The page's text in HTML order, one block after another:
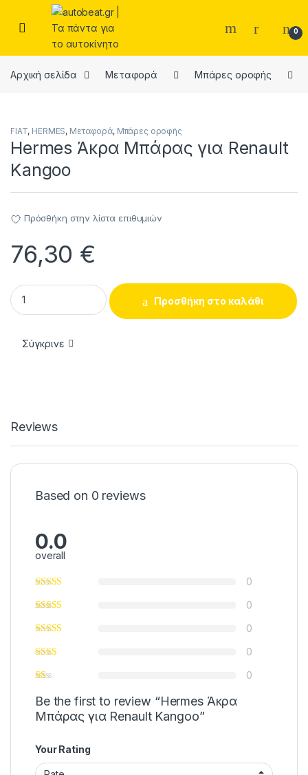
Skip to navigation
Skip to content
Open 0
Αρχική σελίδα Μεταφορά Μπάρες οροφής
FIAT, HERMES, Μεταφορά, Μπάρες οροφής
Hermes Άκρα Μπάρας για Renault
Kangoo
Πρόσθήκη στην λίστα επιθυμιών
76,30 €
Hermes Άκρα Μπάρας για Renault Kangoo quantity
Προσθήκη στο καλάθι
Σύγκρινε
Reviews
Based on 0 reviews
0.0
overall
0
0
0
0
0
Be the first to review “Hermes Άκρα
Μπάρας για Renault Kangoo”
Your Rating